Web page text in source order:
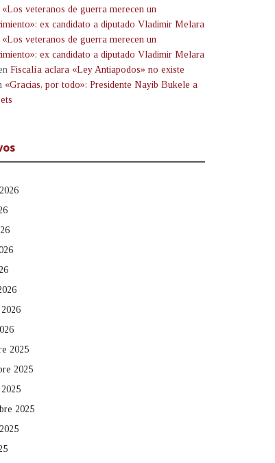
«Los veteranos de guerra merecen un
ex candidato a diputado Vladimir Melara
«Los veteranos de guerra merecen un
ex candidato a diputado Vladimir Melara
Fiscalía aclara «Ley Antiapodos» no existe
«Gracias, por todo»: Presidente Nayib Bukele a
2025
2025
2025